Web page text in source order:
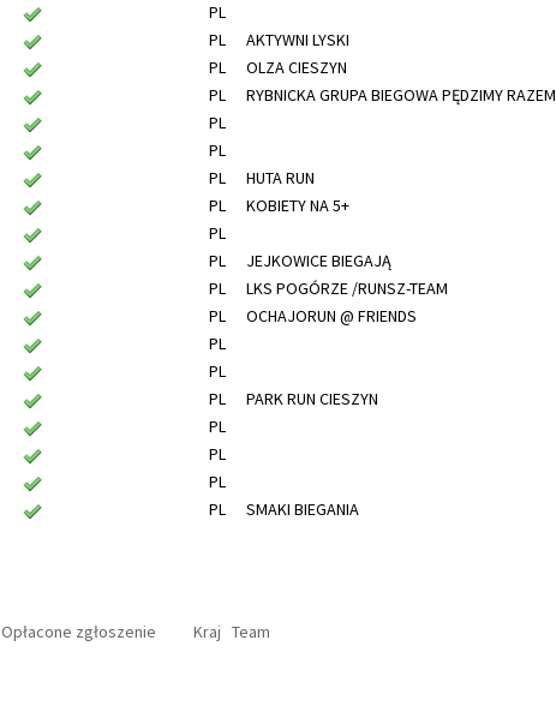
PL
PL AKTYWNI LYSKI
PL OLZA CIESZYN
PL RYBNICKA GRUPA BIEGOWA PĘDZIMY RAZEM
PL
PL
PL HUTA RUN
PL KOBIETY NA 5+
PL
PL JEJKOWICE BIEGAJĄ
PL LKS POGÓRZE /RUNSZ-TEAM
PL OCHAJORUN @ FRIENDS
PL
PL
PL PARK RUN CIESZYN
PL
PL
PL
PL SMAKI BIEGANIA
Opłacone zgłoszenie Kraj Team